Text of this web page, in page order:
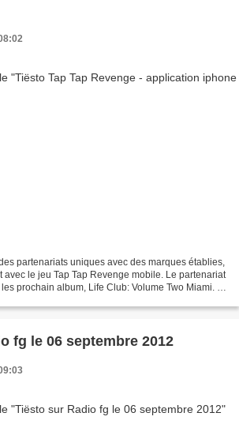
partenariats uniques avec des marques établies,
avec le jeu Tap Tap Revenge mobile. Le partenariat
prochain album, Life Club: Volume Two Miami. Il
fg le 06 septembre 2012